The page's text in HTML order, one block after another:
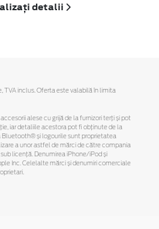
detalii
TVA inclus. Oferta este valabilă în limita
alese cu grijă de la furnizori terți și pot
iar detaliile acestora pot fi obținute de la
Bluetooth® și logourile sunt proprietatea
a unor astfel de mărci de către compania
licență. Denumirea iPhone/iPod și
Inc. Celelalte mărci și denumiri comerciale